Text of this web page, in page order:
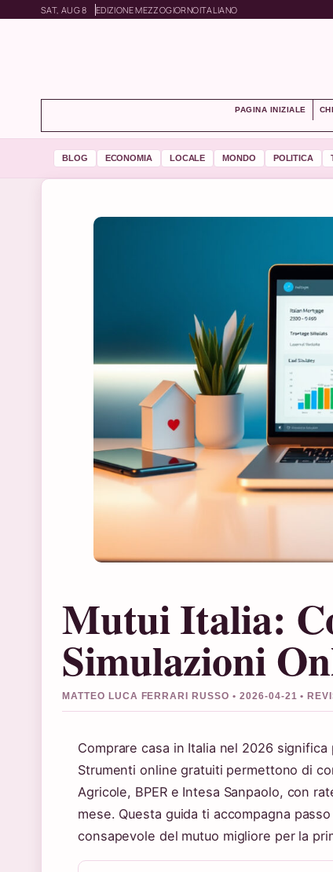
SAT, AUG 8 EDIZIONE MEZZOGIORNOITALIANO
PAGINA INIZIALE
BLOG ECONOMIA LOCALE MONDO POLITICA
Mutui Italia:
Simulazioni
MATTEO LUCA FERRARI RUSSO • 2026-04-21 •
Comprare casa in Italia nel 2026
Strumenti online gratuiti permettono di
Agricole, BPER e Intesa Sanpaolo, con
mese. Questa guida ti accompagna
consapevole del mutuo migliore per la